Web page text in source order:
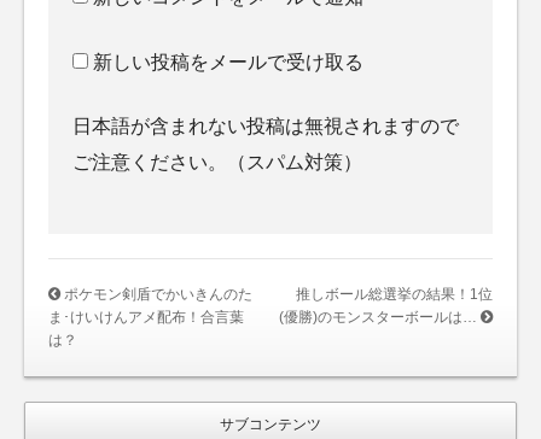
新しい投稿をメールで受け取る
日本語が含まれない投稿は無視されますので
ご注意ください。（スパム対策）
ポケモン剣盾でかいきんのた
ま･けいけんアメ配布！合言葉
は？
推しボール総選挙の結果！1位
(優勝)のモンスターボールは…
サブコンテンツ